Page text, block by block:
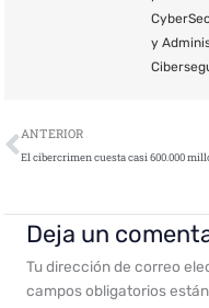
y
Ant
ANTERIOR
Deja un
Tu dirección de correo
campos obligatorios